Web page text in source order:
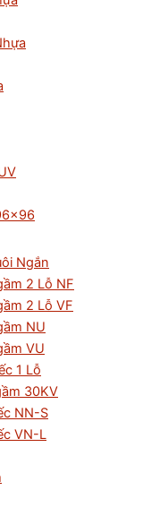
Ngắn
2 Lỗ NF
2 Lỗ VF
NU
VU
1 Lỗ
30KV
NN-S
VN-L